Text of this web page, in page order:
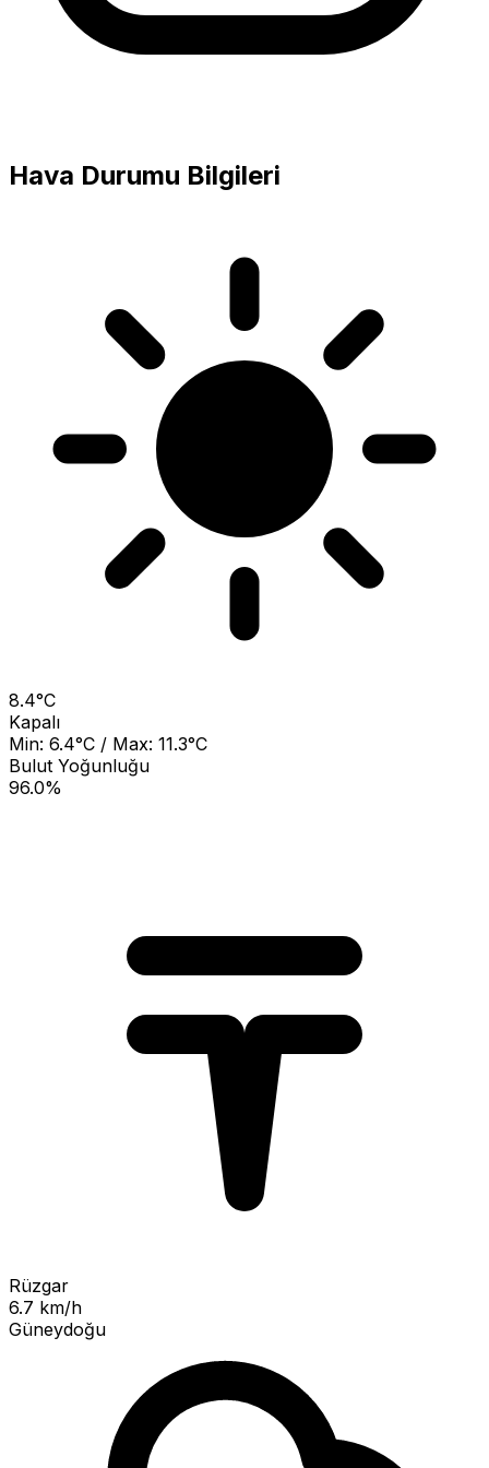
Hava Durumu Bilgileri
8.4°C
Kapalı
Min: 6.4°C / Max: 11.3°C
Bulut Yoğunluğu
96.0%
Rüzgar
6.7 km/h
Güneydoğu